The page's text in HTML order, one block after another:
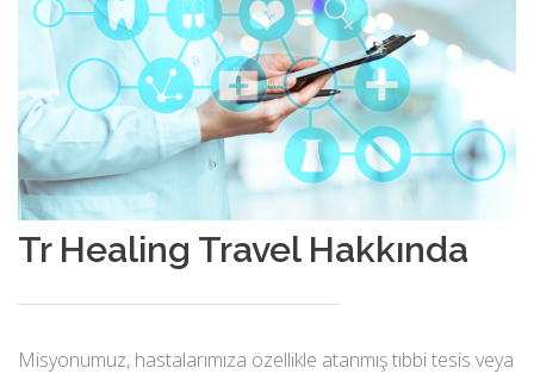
Tr Healing Travel Hakkında
Misyonumuz, hastalarımıza özellikle atanmış tıbbi tesis veya